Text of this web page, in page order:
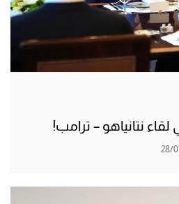
نتانياهو – ترامب!
28/